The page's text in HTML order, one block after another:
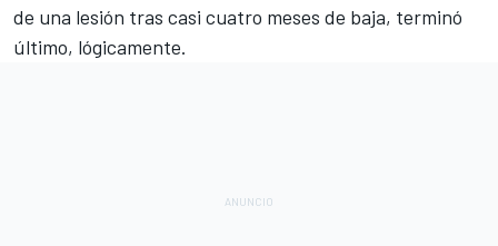
de una lesión tras casi cuatro meses de baja, terminó
último, lógicamente.